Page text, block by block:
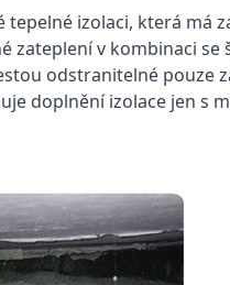
izolaci, která má
zateplení v kombinaci
odstranitelné pouze
doplnění izolace jen s